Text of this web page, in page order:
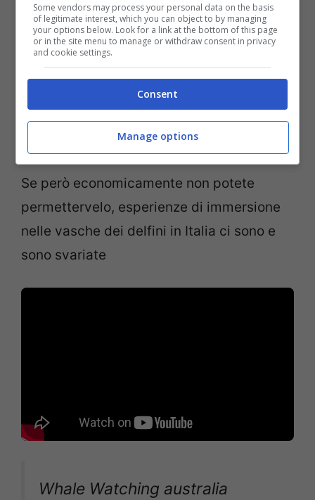
Certo, l’emozione è tantissima, ma se siete
dei veri appassionati dei delfini e volete
conoscerli veramente, l’unica è
organizzare un viaggio nei paradisi naturali
vivono non in cattività.
Se però economicamente non potete
permettervelo, esperienze di immersione
nelle vasche dei delfini in Italia ci sono e
sono svariate
Whale Watching australia
Some vendors may process your personal data on the basis
of legitimate interest, which you can object to by managing
your options below. Look for a link at the bottom of this page
or in the site menu to manage or withdraw consent in privacy
and cookie settings.
Consent
Manage options